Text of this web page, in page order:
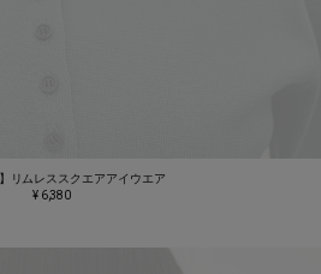
リムレススクエアアイウエア
¥ 6,380